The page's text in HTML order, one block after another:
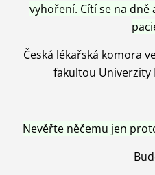
vyhoření. Cítí se na dně
Česká lékařská komora
fakultou Univerzity
Nevěřte něčemu jen